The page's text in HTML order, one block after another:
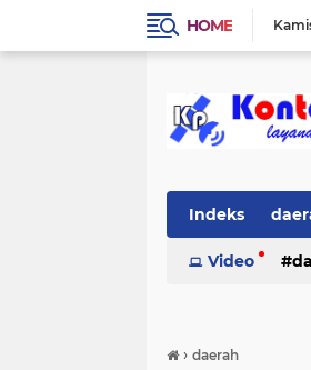
HOME
Indeks
Video
› daerah